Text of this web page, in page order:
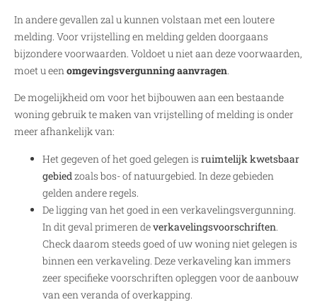
In andere gevallen zal u kunnen volstaan met een loutere
melding. Voor vrijstelling en melding gelden doorgaans
bijzondere voorwaarden. Voldoet u niet aan deze voorwaarden,
moet u een omgevingsvergunning aanvragen
De mogelijkheid om voor het bijbouwen aan een bestaande
woning gebruik te maken van vrijstelling of melding is onder
meer afhankelijk van:
Het gegeven of het goed gelegen is ruimtelijk kwetsbaar
gebied zoals bos- of natuurgebied. In deze gebieden
gelden andere regels.
De ligging van het goed in een verkavelingsvergunning.
In dit geval primeren deverkavelingsvoorschriften
Check daarom steeds goed of uw woning niet gelegen is
binnen een verkaveling. Deze verkaveling kan immers
zeer specifieke voorschriften opleggen voor de aanbouw
van een veranda of overkapping.